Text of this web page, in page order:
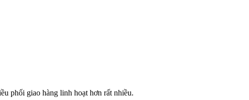
phối giao hàng linh hoạt hơn rất nhiều.